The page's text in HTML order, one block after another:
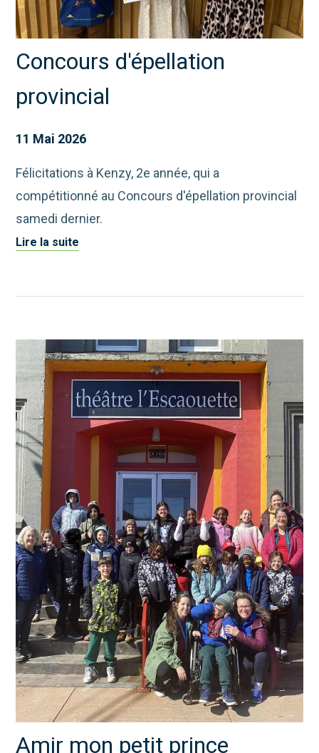
Concours d'épellation
provincial
11 Mai 2026
Félicitations à Kenzy, 2e année, qui a
compétitionné au Concours d'épellation provincial
samedi dernier.
Lire la suite
Amir mon petit prince